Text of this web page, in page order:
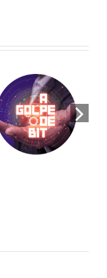
Luis de Pereda
on RNE: Cities
that share
energy, the
revolution has